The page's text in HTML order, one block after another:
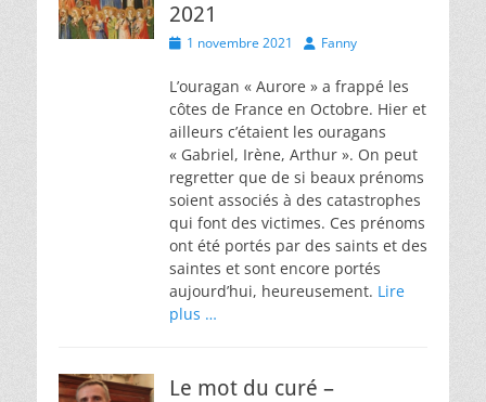
2021
Posted1 novembre 2021 Author
Fanny
L’ouragan « Aurore » a frappé les
côtes de France en Octobre. Hier et
ailleurs c’étaient les ouragans
« Gabriel, Irène, Arthur ». On peut
regretter que de si beaux prénoms
soient associés à des catastrophes
qui font des victimes. Ces prénoms
ont été portés par des saints et des
saintes et sont encore portés
aujourd’hui, heureusement. Lire
plus …
Le mot du curé –